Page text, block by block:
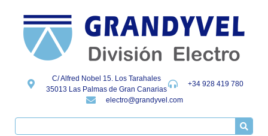
C/ Alfred Nobel 15. Los Tarahales
35013 Las Palmas de Gran Canarias
+34 928 419 780
electro@grandyvel.com